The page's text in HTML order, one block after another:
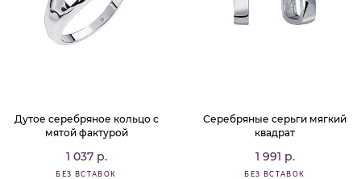
Дутое серебряное кольцо с
мятой фактурой
1 037 р.
БЕЗ ВСТАВОК
Серебряные серьги мягкий
квадрат
1 991 р.
БЕЗ ВСТАВОК